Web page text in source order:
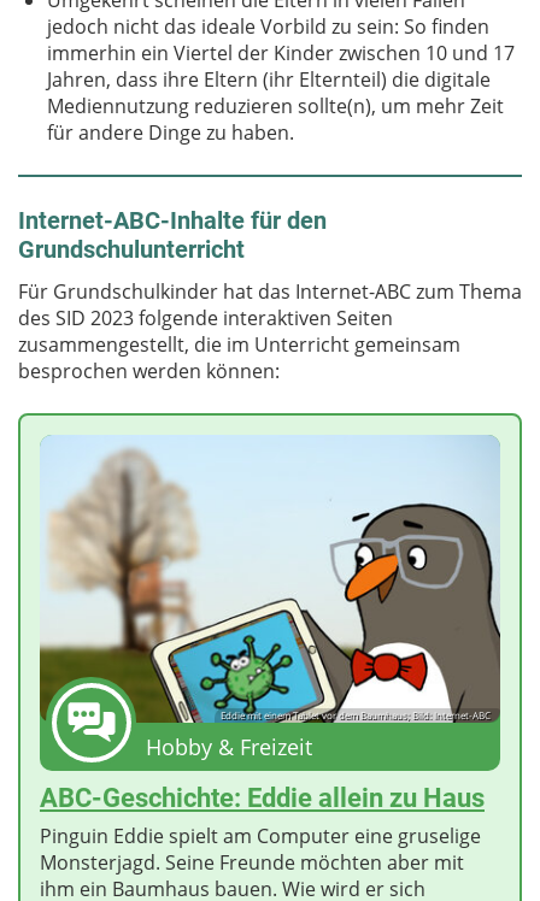
jedoch nicht das ideale Vorbild zu sein: So finden
immerhin ein Viertel der Kinder zwischen 10 und 17
Jahren, dass ihre Eltern (ihr Elternteil) die digitale
Mediennutzung reduzieren sollte(n), um mehr Zeit
für andere Dinge zu haben.
Internet-ABC-Inhalte für den
Grundschulunterricht
Für Grundschulkinder hat das Internet-ABC zum Thema
des SID 2023 folgende interaktiven Seiten
zusammengestellt, die im Unterricht gemeinsam
besprochen werden können:
Eddie mit einem Tablet vor dem Baumhaus; Bild: Internet-ABC
Hobby & Freizeit
ABC-Geschichte: Eddie allein zu Haus
Pinguin Eddie spielt am Computer eine gruselige
Monsterjagd. Seine Freunde möchten aber mit
ihm ein Baumhaus bauen. Wie wird er sich